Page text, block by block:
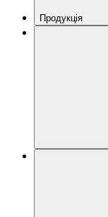
Продукція